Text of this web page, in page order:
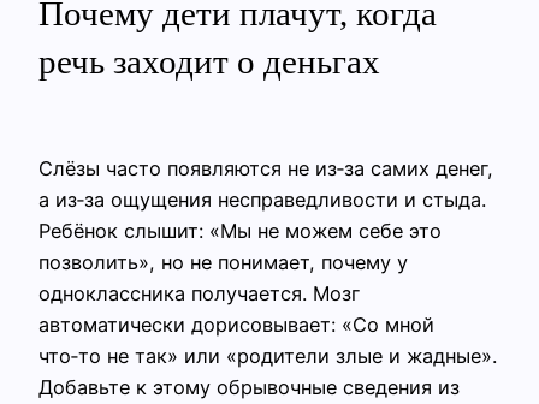
Почему дети плачут, когда
речь заходит о деньгах
Слёзы часто появляются не из‑за самих денег,
а из‑за ощущения несправедливости и стыда.
Ребёнок слышит: «Мы не можем себе это
позволить», но не понимает, почему у
одноклассника получается. Мозг
автоматически дорисовывает: «Со мной
что‑то не так» или «родители злые и жадные».
Добавьте к этому обрывочные сведения из